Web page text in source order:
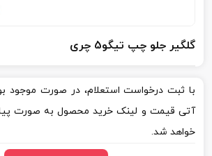
گلگیر جلو چپ تیگو5 چری
با ثبت درخواست استعلام، در صورت موجود
آتی قیمت و لینک خرید محصول به صورت
خواهد شد.